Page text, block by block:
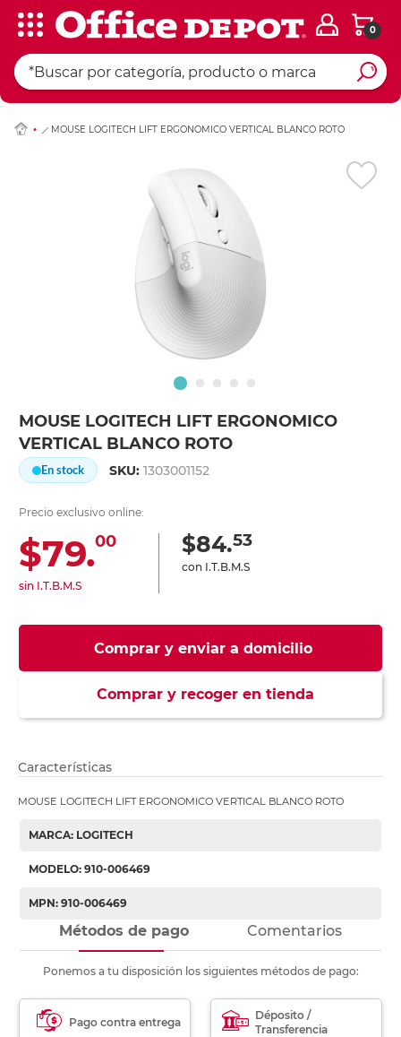
0
MOUSE LOGITECH LIFT ERGONOMICO VERTICAL BLANCO ROTO
MOUSE LOGITECH LIFT ERGONOMICO
VERTICAL BLANCO ROTO
En stock SKU:1303001152
Precio exclusivo online:
$79.00
sin I.T.B.M.S
$84.53
con I.T.B.M.S
Comprar y enviar a domicilio
Comprar y recoger en tienda
Ingresar Codigo
Características
MOUSE LOGITECH LIFT ERGONOMICO VERTICAL BLANCO ROTO
MARCA: LOGITECH
MODELO: 910-006469
MPN: 910-006469
Métodos de pago Comentarios
Ponemos a tu disposición los siguientes métodos de pago:
Pago contra entrega
Déposito /
Transferencia